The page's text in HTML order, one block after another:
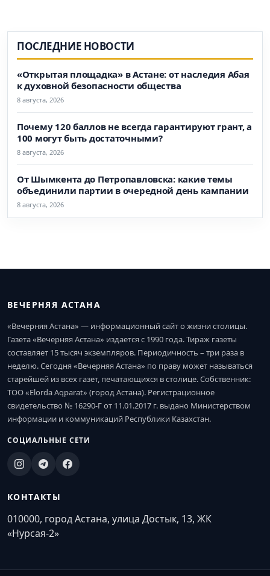
ПОСЛЕДНИЕ НОВОСТИ
«Открытая площадка» в Астане: от наследия Абая
к духовной безопасности общества
8 августа, 2026
Почему 120 баллов не всегда гарантируют грант, а
100 могут быть достаточными?
8 августа, 2026
От Шымкента до Петропавловска: какие темы
объединили партии в очередной день кампании
8 августа, 2026
ВЕЧЕРНЯЯ АСТАНА
«Вечерняя Астана» — информационный сайт о жизни столицы.
Газета «Вечерняя Астана» издается с 1990 года. Тираж газеты
составляет 15 тысяч экземпляров. Периодичность – три раза в
неделю. Сегодня «Вечерняя Астана» по праву может называться
старейшей из всех газет, печатающихся в столице. Собственник:
ТОО «Elorda Aqparat» (город Астана). Регистрационное
свидетельство № 16290-Г от 11.01.2017 г. выдано Министерством
информации и коммуникаций Республики Казахстан.
СОЦИАЛЬНЫЕ СЕТИ
КОНТАКТЫ
010000, город Астана, улица Достык, 13, ЖК
«Нурсая-2»